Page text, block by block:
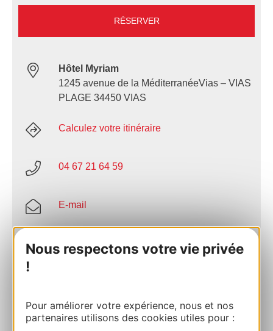
Nous respectons votre vie privée
!
Pour améliorer votre expérience, nous et nos
partenaires utilisons des cookies utiles pour :
RÉSERVER
Hôtel Myriam
1245 avenue de la MéditerranéeVias – VIAS
PLAGE 34450 VIAS
Calculez votre itinéraire
04 67 21 64 59
E-mail
Site internet
AJOUTER